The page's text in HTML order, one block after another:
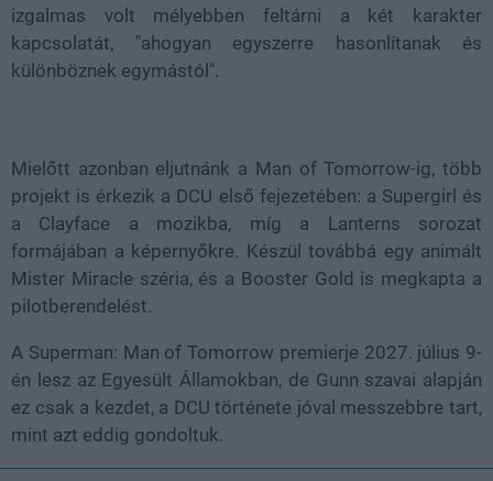
izgalmas volt mélyebben feltárni a két karakter
kapcsolatát, "ahogyan egyszerre hasonlítanak és
különböznek egymástól".
Mielőtt azonban eljutnánk a Man of Tomorrow-ig, több
projekt is érkezik a DCU első fejezetében: a Supergirl és
a Clayface a mozikba, míg a Lanterns sorozat
formájában a képernyőkre. Készül továbbá egy animált
Mister Miracle széria, és a Booster Gold is megkapta a
pilotberendelést.
A Superman: Man of Tomorrow premierje 2027. július 9-
én lesz az Egyesült Államokban, de Gunn szavai alapján
ez csak a kezdet, a DCU története jóval messzebbre tart,
mint azt eddig gondoltuk.